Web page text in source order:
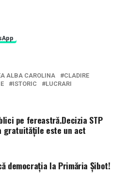
ALBA CAROLINA
CLADIRE
ISTORIC
LUCRARI
pe fereastră.Decizia STP
gratuitățile este un act
democrația la Primăria Șibot!